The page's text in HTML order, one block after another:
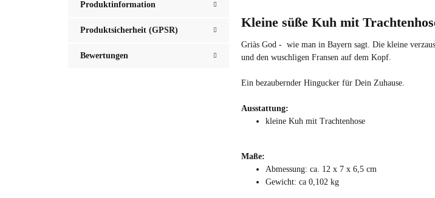
Produktinformation
Produktsicherheit (GPSR)
Bewertungen
Kleine süße Kuh mit
Griàs God - wie man in Bayern sagt. Die kleine
und den wuschligen Fransen auf dem Kopf.
Ein bezaubernder Hingucker für Dein Zuhause.
Ausstattung:
kleine Kuh mit Trachtenhose
Maße:
Abmessung: ca. 12 x 7 x 6,5 cm
Gewicht: ca 0,102 kg